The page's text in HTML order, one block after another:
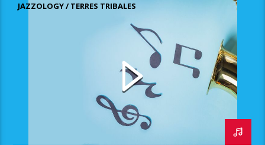
JAZZOLOGY / TERRES TRIBALES